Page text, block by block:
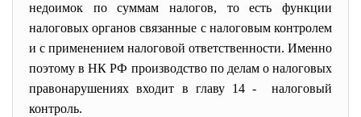
недоимок по суммам налогов, то есть функции
налоговых органов связанные с налоговым контролем
и с применением налоговой ответственности. Именно
поэтому в НК РФ производство по делам о налоговых
правонарушениях входит в главу 14 - налоговый
контроль.